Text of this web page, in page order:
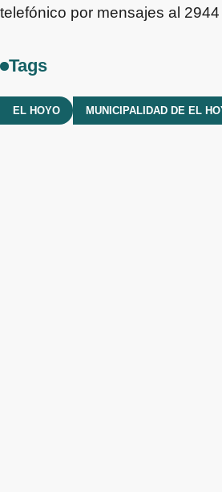
telefónico por mensajes al
Tags
EL HOYO MUNICIPALIDAD DE EL